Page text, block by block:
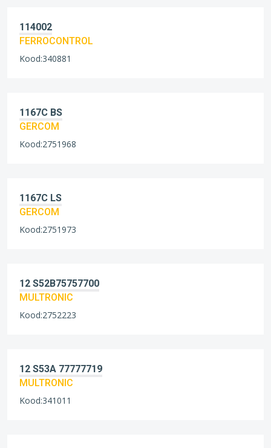
114002
FERROCONTROL
Kood:340881
1167C BS
GERCOM
Kood:2751968
1167C LS
GERCOM
Kood:2751973
12 S52B75757700
MULTRONIC
Kood:2752223
12 S53A 77777719
MULTRONIC
Kood:341011